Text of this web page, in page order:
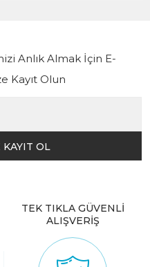
Anlık Almak İçin E-
Kayıt Olun
OL
TEK TIKLA GÜVENLİ
ALIŞVERİŞ